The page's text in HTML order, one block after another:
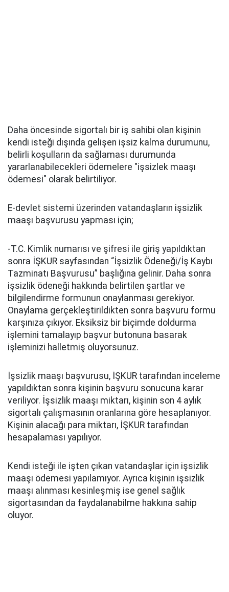
Daha öncesinde sigortalı bir iş sahibi olan kişinin
kendi isteği dışında gelişen işsiz kalma durumunu,
belirli koşulların da sağlaması durumunda
yararlanabilecekleri ödemelere "işsizlek maaşı
ödemesi" olarak belirtiliyor.
E-devlet sistemi üzerinden vatandaşların işsizlik
maaşı başvurusu yapması için;
-T.C. Kimlik numarısı ve şifresi ile giriş yapıldıktan
sonra İŞKUR sayfasından “İşsizlik Ödeneği/İş Kaybı
Tazminatı Başvurusu” başlığına gelinir. Daha sonra
işsizlik ödeneği hakkında belirtilen şartlar ve
bilgilendirme formunun onaylanması gerekiyor.
Onaylama gerçekleştirildikten sonra başvuru formu
karşınıza çıkıyor. Eksiksiz bir biçimde doldurma
işlemini tamalayıp başvur butonuna basarak
işleminizi halletmiş oluyorsunuz.
İşsizlik maaşı başvurusu, İŞKUR tarafından inceleme
yapıldıktan sonra kişinin başvuru sonucuna karar
veriliyor. İşsizlik maaşı miktarı, kişinin son 4 aylık
sigortalı çalışmasının oranlarına göre hesaplanıyor.
Kişinin alacağı para miktarı, İŞKUR tarafından
hesapalaması yapılıyor.
Kendi isteği ile işten çıkan vatandaşlar için işsizlik
maaşı ödemesi yapılamıyor. Ayrıca kişinin işsizlik
maaşı alınması kesinleşmiş ise genel sağlık
sigortasından da faydalanabilme hakkına sahip
oluyor.